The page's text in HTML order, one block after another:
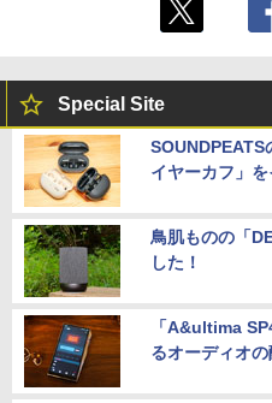
Special Site
SOUNDPEATS
イヤーカフ」
鳥肌ものの「
した！
「A&ultima
るオーディオ